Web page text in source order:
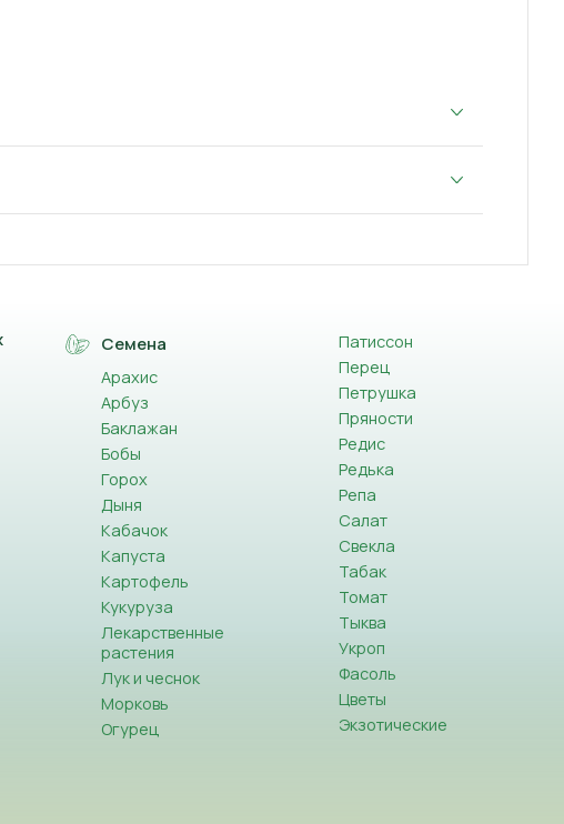
Семена
Арахис
Арбуз
Баклажан
Бобы
Горох
Дыня
Кабачок
Капуста
Картофель
Кукуруза
Лекарственные
растения
Лук и чеснок
Морковь
Огурец
Патиссон
Перец
Петрушка
Пряности
Редис
Редька
Репа
Салат
Свекла
Табак
Томат
Тыква
Укроп
Фасоль
Цветы
Экзотические